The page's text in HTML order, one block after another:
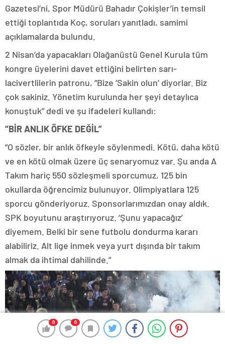
0 0
0 0
Gazetesi’ni, Spor Müdürü Bahadır Çokişler’in temsil
ettiği toplantıda Koç, soruları yanıtladı, samimi
açıklamalarda bulundu.
2 Nisan’da yapacakları Olağanüstü Genel Kurula tüm
kongre üyelerini davet ettiğini belirten sarı-
lacivertlilerin patronu, “Bize ‘Sakin olun’ diyorlar. Biz
çok sakiniz. Yönetim kurulunda her şeyi detaylıca
konuştuk” dedi ve şu ifadeleri kullandı:
“BİR ANLIK ÖFKE DEĞİL”
“O sözler, bir anlık öfkeyle söylenmedi. Kötü, daha kötü
ve en kötü olmak üzere üç senaryomuz var. Şu anda A
Takım hariç 550 sözleşmeli sporcumuz, 125 bin
okullarda öğrencimiz bulunuyor. Olimpiyatlara 125
sporcu gönderiyoruz. Sponsorlarımızdan onay aldık.
SPK boyutunu araştırıyoruz. ‘Şunu yapacağız’
diyemem. Belki bir sene futbolu dondurma kararı
alabiliriz. Alt lige inmek veya yurt dışında bir takım
almak da ihtimal dahilinde.”